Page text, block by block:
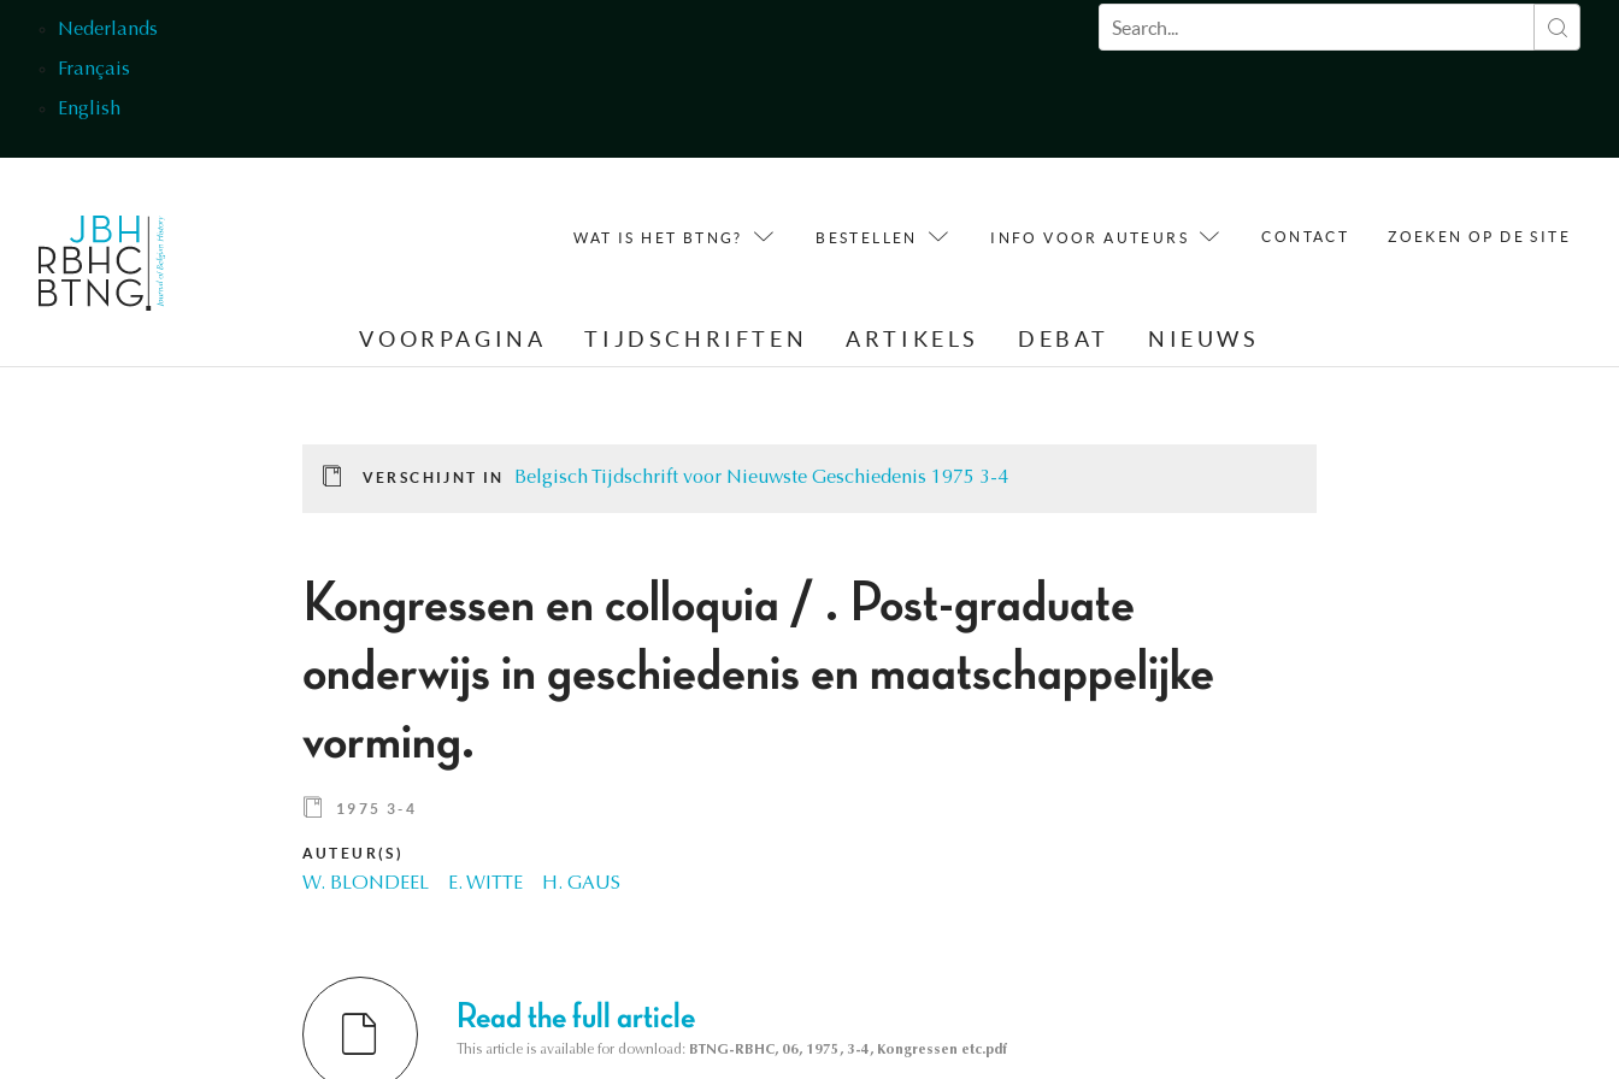
Nederlands
Français
English
Zoekveld
WAT IS HET BTNG? BESTELLEN INFO VOOR AUTEURS CONTACT ZOEKEN OP DE SITE
VOORPAGINA TIJDSCHRIFTEN ARTIKELS DEBAT NIEUWS
VERSCHIJNT IN Belgisch Tijdschrift voor Nieuwste Geschiedenis 1975 3-4
Kongressen en colloquia / . Post-graduate
onderwijs in geschiedenis en maatschappelijke
vorming.
1975 3-4
AUTEUR(S)
W. BLONDEEL E. WITTE H. GAUS
Read the full article
This article is available for download: BTNG-RBHC, 06, 1975, 3-4, Kongressen etc.pdf